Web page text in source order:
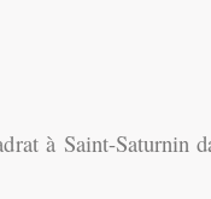
à Saint-Saturnin